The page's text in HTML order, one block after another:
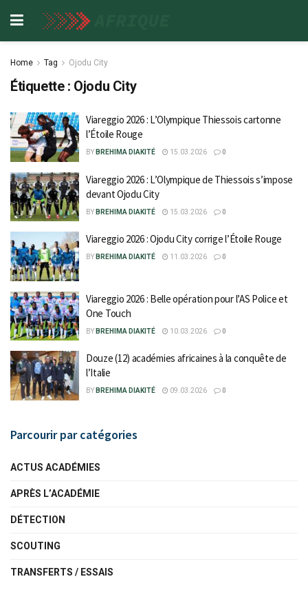
Home Tag Ojodu City
Étiquette : Ojodu City
Viareggio 2026 : L’Olympique Thiessois cartonne
l’Étoile Rouge
BY BREHIMA DIAKITÉ 15.03.2026 0
Viareggio 2026 : L’Olympique de Thiessois s’impose
devant Ojodu City
BY BREHIMA DIAKITÉ 15.03.2026 0
Viareggio 2026 : Ojodu City corrige l’Étoile Rouge
BY BREHIMA DIAKITÉ 11.03.2026 0
Viareggio 2026 : Belle opération pour l’AS Police et
One Touch
BY BREHIMA DIAKITÉ 10.03.2026 0
Douze (12) académies africaines à la conquête de
l’Italie
BY BREHIMA DIAKITÉ 09.03.2026 0
Parcourir par catégories
ACTUS ACADÉMIES
APRÈS L’ACADÉMIE
DÉTECTION
SCOUTING
TRANSFERTS / ESSAIS